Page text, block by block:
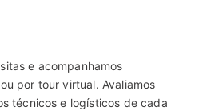
e acompanhamos
por tour virtual. Avaliamos
técnicos e logísticos de cada